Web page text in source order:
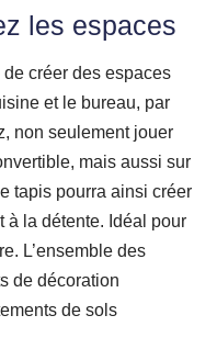
les espaces
créer des espaces
et le bureau, par
non seulement jouer
mais aussi sur
tapis pourra ainsi créer
à la détente. Idéal pour
L’ensemble des
de décoration
de sols